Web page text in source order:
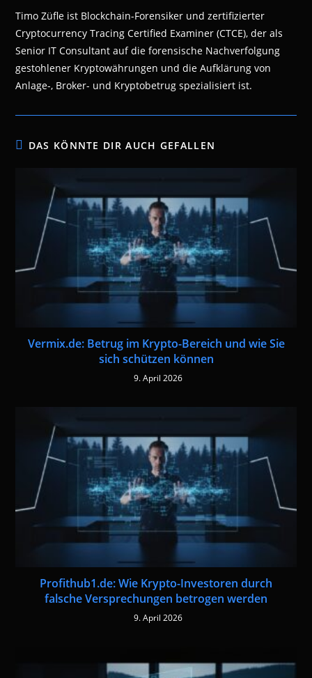
Timo Züfle ist Blockchain-Forensiker und zertifizierter
Cryptocurrency Tracing Certified Examiner (CTCE), der als
Senior IT Consultant auf die forensische Nachverfolgung
gestohlener Kryptowährungen und die Aufklärung von
Anlage-, Broker- und Kryptobetrug spezialisiert ist.
DAS KÖNNTE DIR AUCH GEFALLEN
Vermix.de: Betrug im Krypto-Bereich und wie Sie
sich schützen können
9. April 2026
Profithub1.de: Wie Krypto-Investoren durch
falsche Versprechungen betrogen werden
9. April 2026